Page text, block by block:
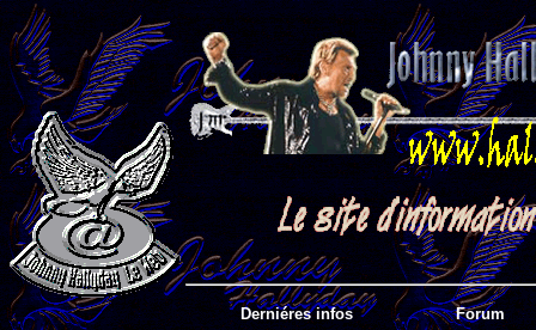
Derniéres infos
Forum